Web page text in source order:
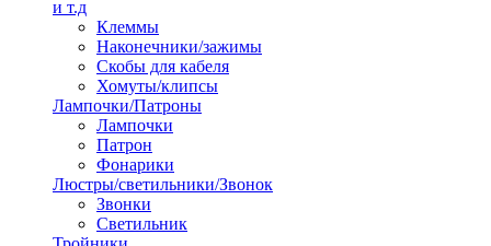
и т.д
Клеммы
Наконечники/зажимы
Скобы для кабеля
Хомуты/клипсы
Лампочки/Патроны
Лампочки
Патрон
Фонарики
Люстры/светильники/Звонок
Звонки
Светильник